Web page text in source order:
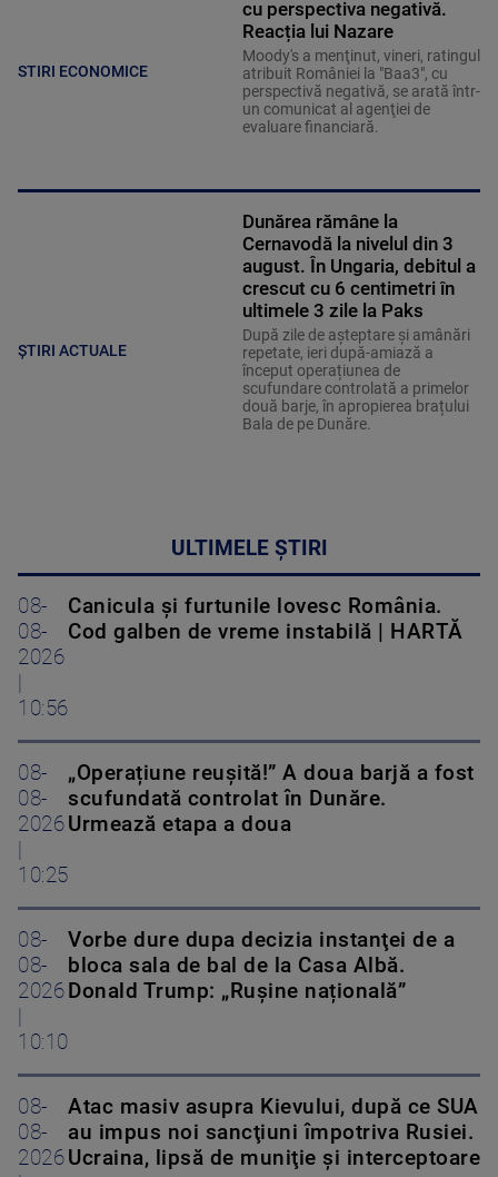
STIRI ECONOMICE
cu perspectiva negativă.
Reacția lui Nazare
Moody's a menţinut, vineri, ratingul
atribuit României la "Baa3", cu
perspectivă negativă, se arată într-
un comunicat al agenţiei de
evaluare financiară.
ȘTIRI ACTUALE
Dunărea rămâne la
Cernavodă la nivelul din 3
august. În Ungaria, debitul a
crescut cu 6 centimetri în
ultimele 3 zile la Paks
După zile de așteptare și amânări
repetate, ieri după-amiază a
început operațiunea de
scufundare controlată a primelor
două barje, în apropierea brațului
Bala de pe Dunăre.
ULTIMELE ȘTIRI
08-
08-
2026
10:56
Canicula și furtunile lovesc România.
Cod galben de vreme instabilă | HARTĂ
08-
08-
2026
10:25
„Operațiune reușită!” A doua barjă a fost
scufundată controlat în Dunăre.
Urmează etapa a doua
08-
08-
2026
10:10
Vorbe dure dupa decizia instanţei de a
bloca sala de bal de la Casa Albă.
Donald Trump: „Rușine națională”
08-
08-
2026
Atac masiv asupra Kievului, după ce SUA
au impus noi sancţiuni împotriva Rusiei.
Ucraina, lipsă de muniţie şi interceptoare